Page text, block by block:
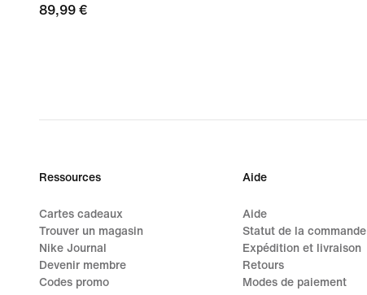
89,99 €
89,99 €
Ressources
Cartes cadeaux
Trouver un magasin
Nike Journal
Devenir membre
Codes promo
Aide
Aide
Statut de la commande
Expédition et livraison
Retours
Modes de paiement